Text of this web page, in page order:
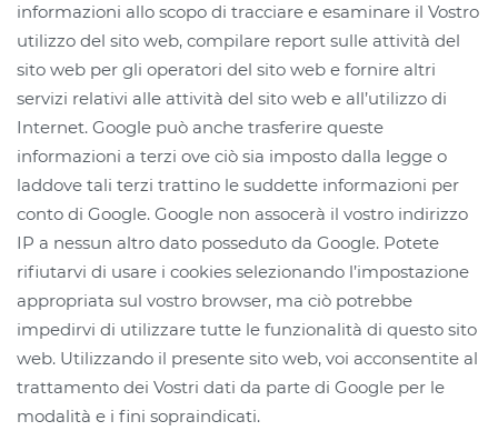
informazioni allo scopo di tracciare e esaminare il Vostro
utilizzo del sito web, compilare report sulle attività del
sito web per gli operatori del sito web e fornire altri
servizi relativi alle attività del sito web e all’utilizzo di
Internet. Google può anche trasferire queste
informazioni a terzi ove ciò sia imposto dalla legge o
laddove tali terzi trattino le suddette informazioni per
conto di Google. Google non assocerà il vostro indirizzo
IP a nessun altro dato posseduto da Google. Potete
rifiutarvi di usare i cookies selezionando l’impostazione
appropriata sul vostro browser, ma ciò potrebbe
impedirvi di utilizzare tutte le funzionalità di questo sito
web. Utilizzando il presente sito web, voi acconsentite al
trattamento dei Vostri dati da parte di Google per le
modalità e i fini sopraindicati.